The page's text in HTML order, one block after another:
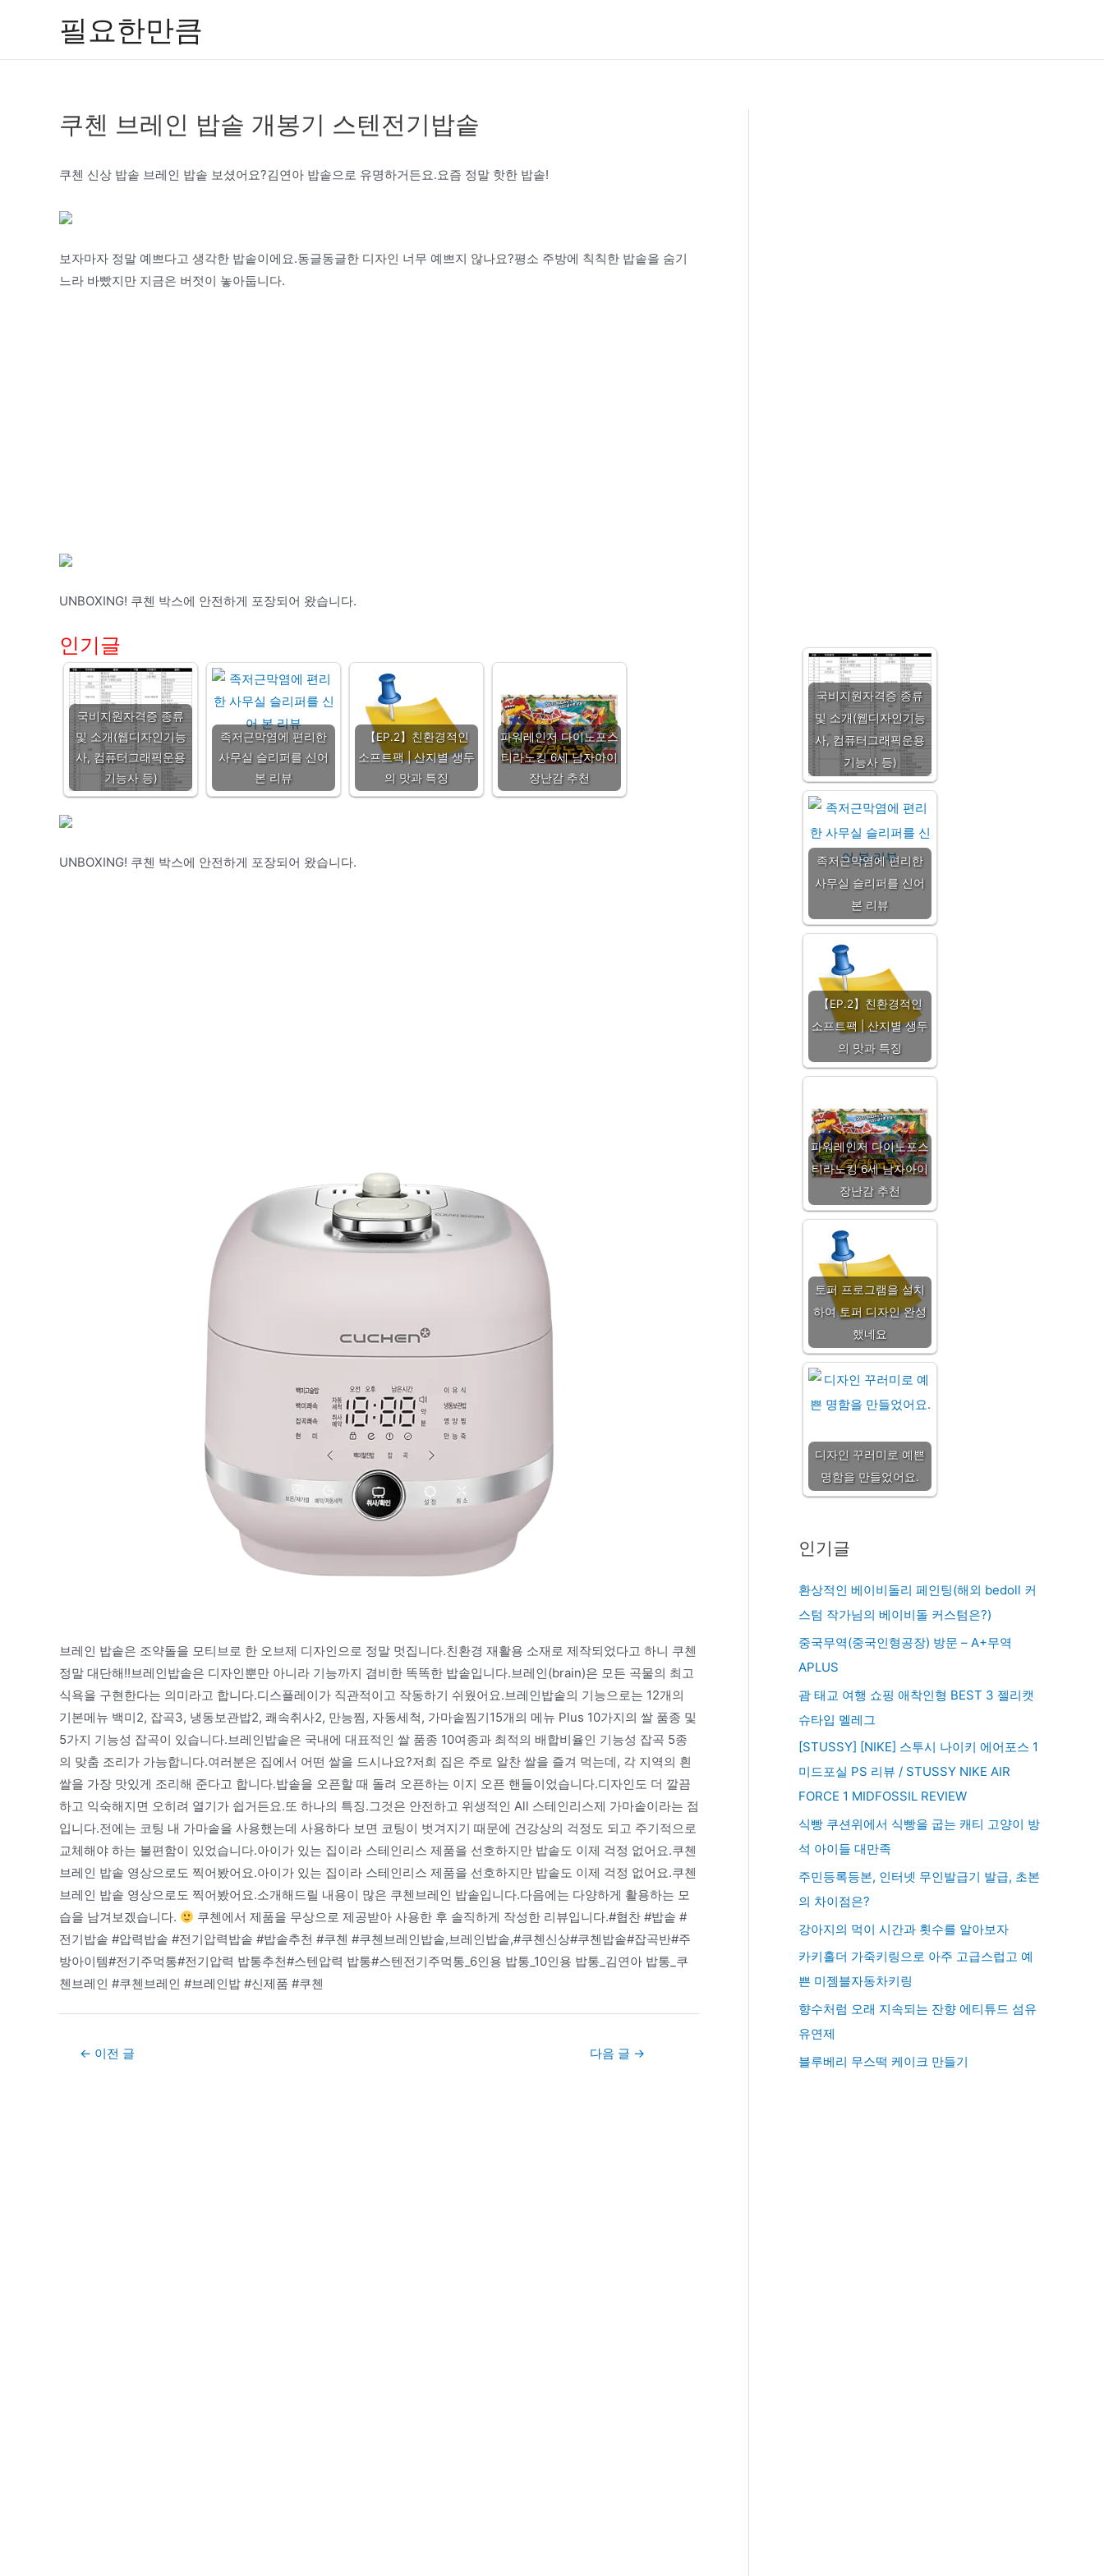
필요한만큼
쿠첸 브레인 밥솥 개봉기 스텐전기밥솥
쿠첸 신상 밥솥 브레인 밥솥 보셨어요?김연아 밥솥으로 유명하거든요.요즘 정말 핫한 밥솥!
보자마자 정말 예쁘다고 생각한 밥솥이에요.동글동글한 디자인 너무 예쁘지 않나요?평소 주방에 칙칙한 밥솥을 숨기
느라 바빴지만 지금은 버젓이 놓아둡니다.
UNBOXING! 쿠첸 박스에 안전하게 포장되어 왔습니다.
인기글
국비지원자격증 종류
및 소개(웹디자인기능
사, 컴퓨터그래픽운용
기능사 등)
족저근막염에 편리한
사무실 슬리퍼를 신어
본 리뷰
【EP.2】친환경적인
소프트팩 | 산지별 생두
의 맛과 특징
파워레인저 다이노포스
티라노킹 6세 남자아이
장난감 추천
UNBOXING! 쿠첸 박스에 안전하게 포장되어 왔습니다.
브레인 밥솥은 조약돌을 모티브로 한 오브제 디자인으로 정말 멋집니다.친환경 재활용 소재로 제작되었다고 하니 쿠첸
정말 대단해!!브레인밥솥은 디자인뿐만 아니라 기능까지 겸비한 똑똑한 밥솥입니다.브레인(brain)은 모든 곡물의 최고
식욕을 구현한다는 의미라고 합니다.디스플레이가 직관적이고 작동하기 쉬웠어요.브레인밥솥의 기능으로는 12개의
기본메뉴 백미2, 잡곡3, 냉동보관밥2, 쾌속취사2, 만능찜, 자동세척, 가마솥찜기15개의 메뉴 Plus 10가지의 쌀 품종 및
5가지 기능성 잡곡이 있습니다.브레인밥솥은 국내에 대표적인 쌀 품종 10여종과 최적의 배합비율인 기능성 잡곡 5종
의 맞춤 조리가 가능합니다.여러분은 집에서 어떤 쌀을 드시나요?저희 집은 주로 알찬 쌀을 즐겨 먹는데, 각 지역의 흰
쌀을 가장 맛있게 조리해 준다고 합니다.밥솥을 오픈할 때 돌려 오픈하는 이지 오픈 핸들이었습니다.디자인도 더 깔끔
하고 익숙해지면 오히려 열기가 쉽거든요.또 하나의 특징.그것은 안전하고 위생적인 All 스테인리스제 가마솥이라는 점
입니다.전에는 코팅 내 가마솥을 사용했는데 사용하다 보면 코팅이 벗겨지기 때문에 건강상의 걱정도 되고 주기적으로
교체해야 하는 불편함이 있었습니다.아이가 있는 집이라 스테인리스 제품을 선호하지만 밥솥도 이제 걱정 없어요.쿠첸
브레인 밥솥 영상으로도 찍어봤어요.아이가 있는 집이라 스테인리스 제품을 선호하지만 밥솥도 이제 걱정 없어요.쿠첸
브레인 밥솥 영상으로도 찍어봤어요.소개해드릴 내용이 많은 쿠첸브레인 밥솥입니다.다음에는 다양하게 활용하는 모
습을 남겨보겠습니다.
쿠첸에서 제품을 무상으로 제공받아 사용한 후 솔직하게 작성한 리뷰입니다.#협찬 #밥솥 #
전기밥솥 #압력밥솥 #전기압력밥솥 #밥솥추천 #쿠첸 #쿠첸브레인밥솥,브레인밥솥,#쿠첸신상#쿠첸밥솥#잡곡반#주
방아이템#전기주먹통#전기압력 밥통추천#스텐압력 밥통#스텐전기주먹통_6인용 밥통_10인용 밥통_김연아 밥통_쿠
첸브레인 #쿠첸브레인 #브레인밥 #신제품 #쿠첸
Post← 이전 글 다음 글 →
국비지원자격증 종류
및 소개(웹디자인기능
사, 컴퓨터그래픽운용
기능사 등)
족저근막염에 편리한
사무실 슬리퍼를 신어
본 리뷰
【EP.2】친환경적인
소프트팩 | 산지별 생두
의 맛과 특징
파워레인저 다이노포스
티라노킹 6세 남자아이
장난감 추천
토퍼 프로그램을 설치
하여 토퍼 디자인 완성
했네요
디자인 꾸러미로 예쁜
명함을 만들었어요.
인기글
환상적인 베이비돌리 페인팅(해외 bedoll 커
스텀 작가님의 베이비돌 커스텀은?)
중국무역(중국인형공장) 방문 – A+무역
APLUS
괌 태교 여행 쇼핑 애착인형 BEST 3 젤리캣
슈타입 멜레그
[STUSSY] [NIKE] 스투시 나이키 에어포스 1
미드포실 PS 리뷰 / STUSSY NIKE AIR
FORCE 1 MIDFOSSIL REVIEW
식빵 쿠션위에서 식빵을 굽는 캐티 고양이 방
석 아이들 대만족
주민등록등본, 인터넷 무인발급기 발급, 초본
의 차이점은?
강아지의 먹이 시간과 횟수를 알아보자
카키홀더 가죽키링으로 아주 고급스럽고 예
쁜 미젬블자동차키링
향수처럼 오래 지속되는 잔향 에티튜드 섬유
유연제
블루베리 무스떡 케이크 만들기